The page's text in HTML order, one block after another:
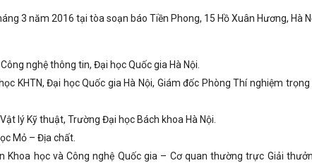
3 năm 2016 tại tòa soạn báo Tiền Phong, 15 Hồ Xuân Hương, Hà
nghệ thông tin, Đại học Quốc gia Hà Nội.
KHTN, Đại học Quốc gia Hà Nội, Giám đốc Phòng Thí nghiệm trọng
lý Kỹ thuật, Trường Đại học Bách khoa Hà Nội.
Mỏ – Địa chất.
Khoa học và Công nghệ Quốc gia – Cơ quan thường trực Giải